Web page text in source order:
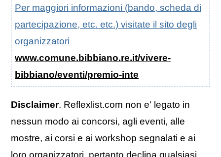
Per maggiori informazioni (bando, scheda di
partecipazione, etc. etc.) visitate il sito degli
organizzatori
www.comune.bibbiano.re.it/vivere-
bibbiano/eventi/premio-inte
Disclaimer. Reflexlist.com non e' legato in
nessun modo ai concorsi, agli eventi, alle
mostre, ai corsi e ai workshop segnalati e ai